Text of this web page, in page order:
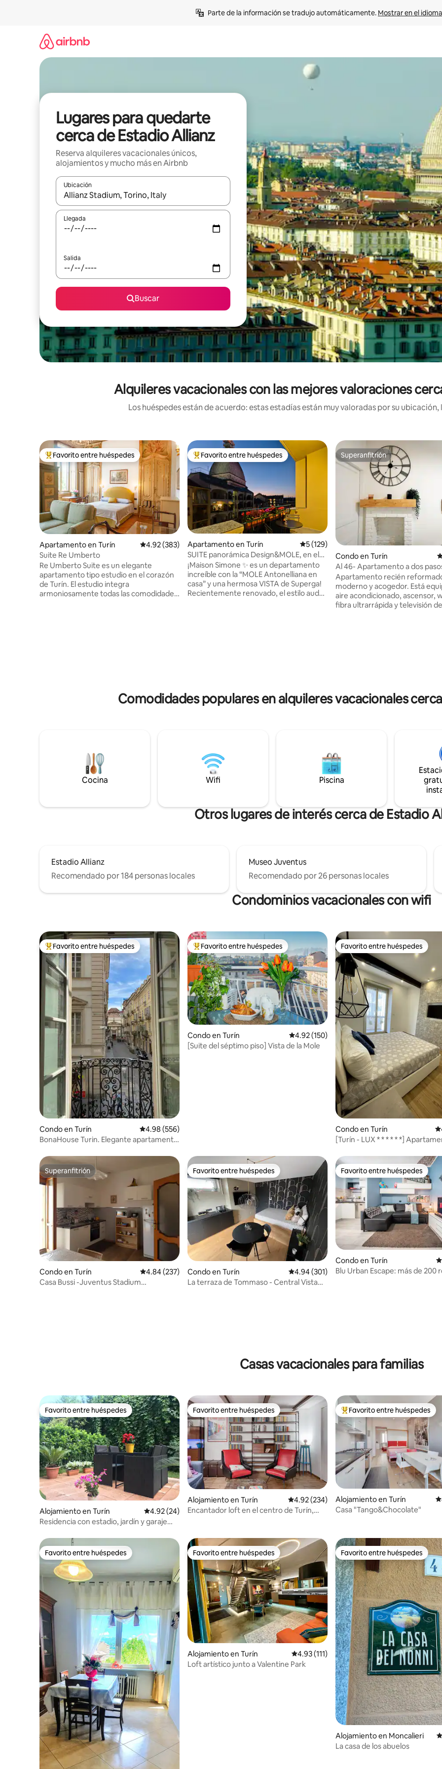
Parte de la información se tradujo automáticamente. Mostrar en el
Lugares para quedarte
cerca de Estadio Allianz
Reserva alquileres vacacionales únicos,
alojamientos y mucho más en Airbnb
Ubicación
Cuando los resultados estén disponibles, navega con las teclas de flecha hacia arriba y hacia abajo o explora con el
Llegada
Salida
Buscar
Alquileres vacacionales con las mejores valoraciones
Los huéspedes están de acuerdo: estas estadías están muy valoradas por su
Favorito entre huéspedes preferido
Favorito entre huéspedes
Apartamento en Turín Calificación promedio: 4.92 de 5, 383 reseñas
4.92 (383)
Suite Re Umberto
Re Umberto Suite es un elegante
apartamento tipo estudio en el corazón
de Turín. El estudio integra
armoniosamente todas las comodidades
Favorito entre huéspedes preferido
Favorito entre huéspedes
Apartamento en Turín Calificación promedio: 5 de 5, 129 reseñas
5 (129)
SUITE panorámica Design&MOLE, en el
corazón de Turín
¡Maison Simone ✨ es un departamento
increíble con la “MOLE Antonelliana en
casa” y una hermosa VISTA de Superga!
Recientemente renovado, el estilo audaz
Superanfitrión
Superanfitrión
Condo en Turín
Al 46- Apartamento a dos
centro
Apartamento recién
moderno y acogedor. Está
aire acondicionado, ascensor,
fibra ultrarrápida y televisión
disponible.
Comodidades populares en alquileres vacacionales
Cocina Wifi Piscina
Otros lugares de interés cerca de Estadio
Estadio Allianz
Recomendado por 184 personas locales
Museo Juventus
Recomendado por 26 personas locales
Condominios vacacionales con wifi
Favorito entre huéspedes preferido
Favorito entre huéspedes
Condo en Turín Calificación promedio: 4.98 de 5, 556 reseñas
4.98 (556)
BonaHouse Turin. Elegante apartamento
Favorito entre huéspedes preferido
Favorito entre huéspedes
Condo en Turín Calificación promedio: 4.92 de 5, 150 reseñas
4.92 (150)
[Suite del séptimo piso] Vista de la Mole
Favorito entre huéspedes
Favorito entre huéspedes
Condo en Turín
[Turín - LUX * * * * * *]
Superanfitrión
Superanfitrión
Condo en Turín Calificación promedio: 4.84 de 5, 237 reseñas
4.84 (237)
Casa Bussi -Juventus Stadium
Favorito entre huéspedes
Favorito entre huéspedes
Condo en Turín Calificación promedio: 4.94 de 5, 301 reseñas
4.94 (301)
La terraza de Tommaso - Central Vista
Favorito entre huéspedes
Favorito entre huéspedes
Condo en Turín
Blu Urban Escape: más de 200
Casas vacacionales para familias
Favorito entre huéspedes
Favorito entre huéspedes
Alojamiento en Turín Calificación promedio: 4.92 de 5, 24 reseñas
4.92 (24)
Residencia con estadio, jardín y garaje
Favorito entre huéspedes
Favorito entre huéspedes
Alojamiento en Turín Calificación promedio: 4.92 de 5, 234 reseñas
4.92 (234)
Encantador loft en el centro de Turín,
Favorito entre huéspedes
Favorito entre huéspedes
Alojamiento en Turín
Casa "Tango&Chocolate"
Favorito entre huéspedes
Favorito entre huéspedes Favorito entre huéspedes
Favorito entre huéspedes
Alojamiento en Turín Calificación promedio: 4.93 de 5, 111 reseñas
4.93 (111)
Loft artístico junto a Valentine Park
Favorito entre huéspedes
Favorito entre huéspedes
Alojamiento en Moncalieri
La casa de los abuelos